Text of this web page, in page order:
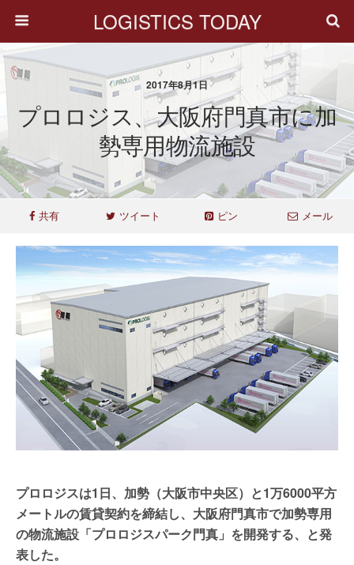
LOGISTICS TODAY
2017年8月1日
プロロジス、大阪府門真市に加
勢専用物流施設
共有 ツイート ピン メール
プロロジスは1日、加勢（大阪市中央区）と1万6000平方
メートルの賃貸契約を締結し、大阪府門真市で加勢専用
の物流施設「プロロジスパーク門真」を開発する、と発
表した。